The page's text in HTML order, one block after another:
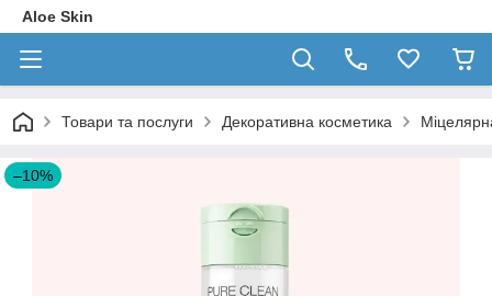
Aloe Skin
Товари та послуги Декоративна косметика
–10%